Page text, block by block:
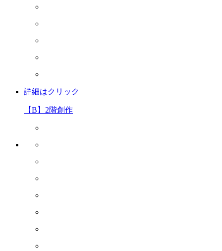
詳細はクリック
【B】2階創作